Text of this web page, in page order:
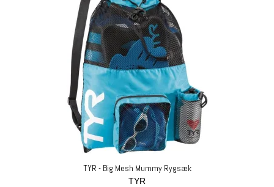
TYR - Big Mesh Mummy Rygsæk
TYR